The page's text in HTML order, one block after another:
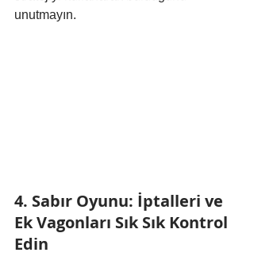
unutmayın.
4. Sabır Oyunu: İptalleri ve
Ek Vagonları Sık Sık Kontrol
Edin